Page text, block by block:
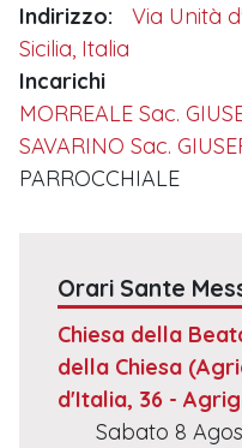
Indirizzo:
Via Unità
Sicilia, Italia
Incarichi
MORREALE Sac.
SAVARINO Sac.
PARROCCHIALE
Orari Sante
Chiesa della
della Chiesa
d'Italia, 36 -
Sabato 8